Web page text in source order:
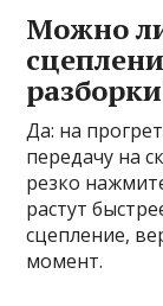
Можно
Да: на
передачу на
резко
растут
сцепление,
момент.